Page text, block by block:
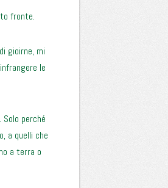
fronte.
gioirne, mi
le
perché
a quelli che
a terra o